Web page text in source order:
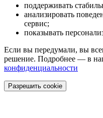
поддерживать
анализировать
сервис;
показывать
Если вы передумали, вы
решение. Подробнее — в
конфиденциальности
Разрешить cookie